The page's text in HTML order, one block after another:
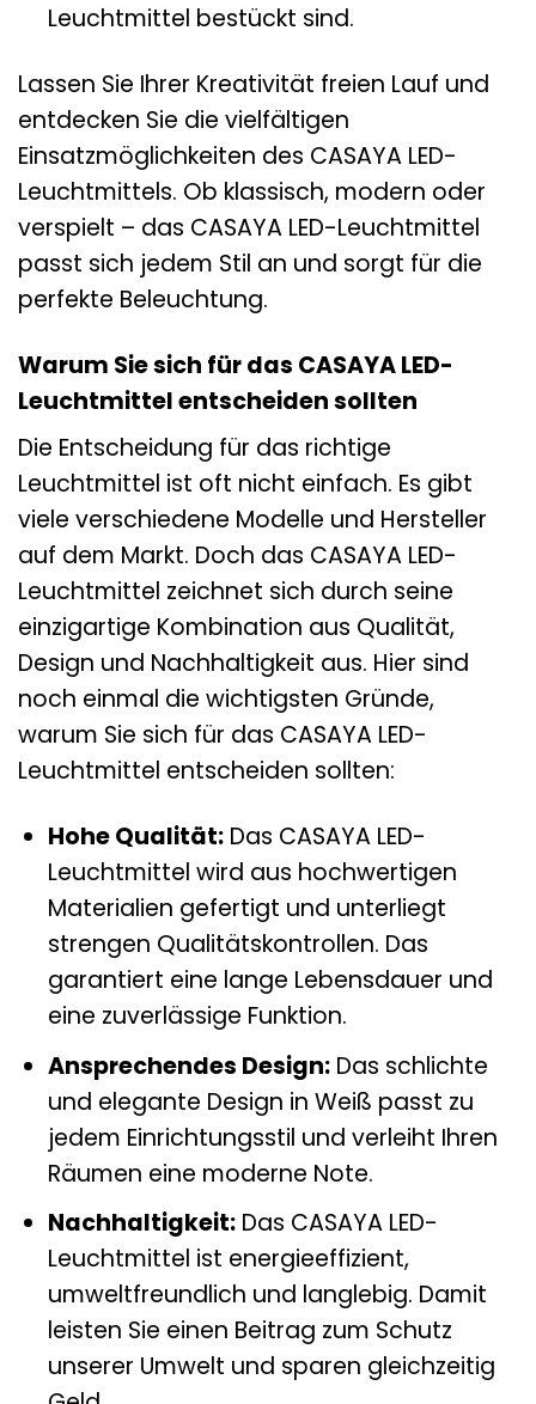
Leuchtmittel bestückt sind.
Lassen Sie Ihrer Kreativität freien Lauf und
entdecken Sie die vielfältigen
Einsatzmöglichkeiten des CASAYA LED-
Leuchtmittels. Ob klassisch, modern oder
verspielt – das CASAYA LED-Leuchtmittel
passt sich jedem Stil an und sorgt für die
perfekte Beleuchtung.
Warum Sie sich für das CASAYA LED-
Leuchtmittel entscheiden sollten
Die Entscheidung für das richtige
Leuchtmittel ist oft nicht einfach. Es gibt
viele verschiedene Modelle und Hersteller
auf dem Markt. Doch das CASAYA LED-
Leuchtmittel zeichnet sich durch seine
einzigartige Kombination aus Qualität,
Design und Nachhaltigkeit aus. Hier sind
noch einmal die wichtigsten Gründe,
warum Sie sich für das CASAYA LED-
Leuchtmittel entscheiden sollten:
Hohe Qualität:Das CASAYA LED-
Leuchtmittel wird aus hochwertigen
Materialien gefertigt und unterliegt
strengen Qualitätskontrollen. Das
garantiert eine lange Lebensdauer und
eine zuverlässige Funktion.
Ansprechendes Design:Das schlichte
und elegante Design in Weiß passt zu
jedem Einrichtungsstil und verleiht Ihren
Räumen eine moderne Note.
Nachhaltigkeit:Das CASAYA LED-
Leuchtmittel ist energieeffizient,
umweltfreundlich und langlebig. Damit
leisten Sie einen Beitrag zum Schutz
unserer Umwelt und sparen gleichzeitig